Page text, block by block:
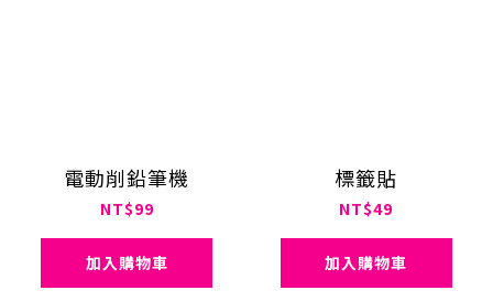
電動削鉛筆機
NT$99
加入購物車
標籤貼
NT$49
加入購物車